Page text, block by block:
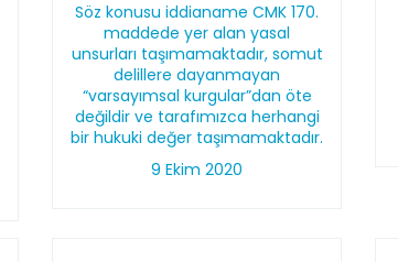
Söz konusu iddianame CMK 170.
maddede yer alan yasal
unsurları taşımamaktadır, somut
delillere dayanmayan
“varsayımsal kurgular”dan öte
değildir ve tarafımızca herhangi
bir hukuki değer taşımamaktadır.
9 Ekim 2020